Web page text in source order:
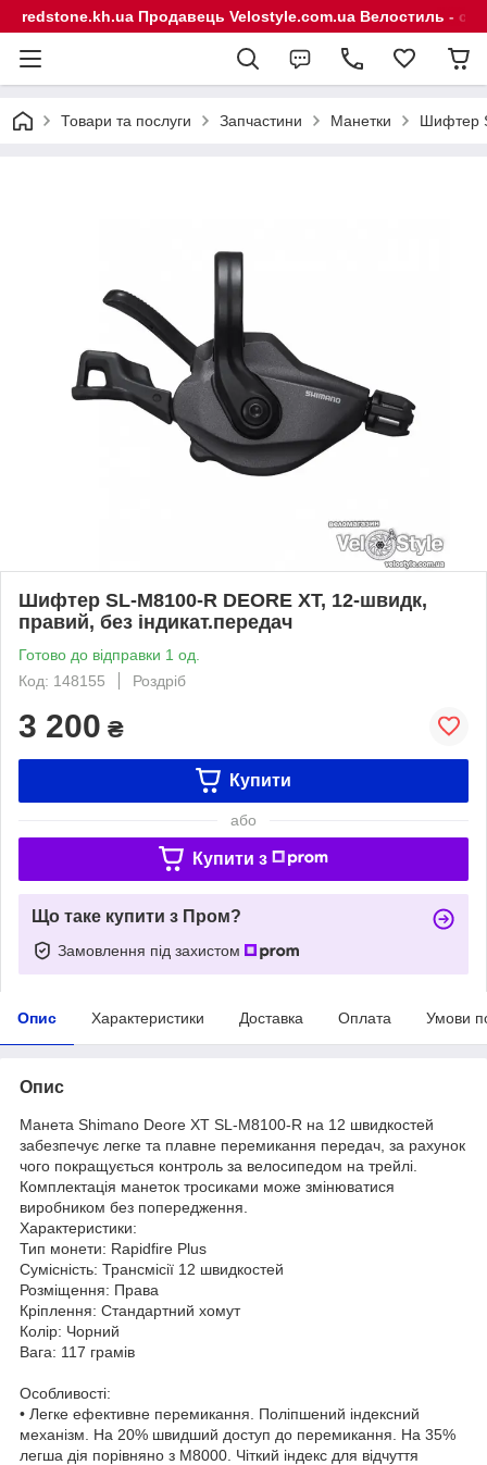
redstone.kh.ua Продавець Velostyle.com.ua Велостиль -
Товари та послуги Запчастини Манетки Шифтер
Шифтер SL-M8100-R DEORE XT, 12-швидк,
правий, без індикат.передач
Готово до відправки 1 од.
Код: 148155
Роздріб
3 200 ₴
Купити
або
Купити з
Що таке купити з Пром?
Замовлення під захистом
Опис Характеристики Доставка Оплата Умови
Опис
Манета Shimano Deore XT SL-M8100-R на 12 швидкостей
забезпечує легке та плавне перемикання передач, за рахунок
чого покращується контроль за велосипедом на трейлі.
Комплектація манеток тросиками може змінюватися
виробником без попередження.
Характеристики:
Тип монети: Rapidfire Plus
Сумісність: Трансмісії 12 швидкостей
Розміщення: Права
Кріплення: Стандартний хомут
Колір: Чорний
Вага: 117 грамів
Особливості:
• Легке ефективне перемикання. Поліпшений індексний
механізм. На 20% швидший доступ до перемикання. На 35%
легша дія порівняно з M8000. Чіткий індекс для відчуття